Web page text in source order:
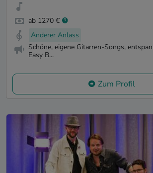
ab 1270 €
Anderer Anlass
Schöne, eigene Gitarren-Songs,
Easy B...
Zum Profil